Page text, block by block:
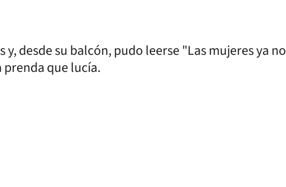
y, desde su balcón, pudo leerse "Las mujeres ya no
que lucía.